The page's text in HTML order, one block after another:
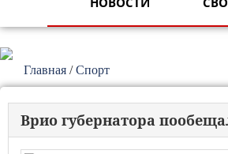
Главная /Спорт
Врио губернатора